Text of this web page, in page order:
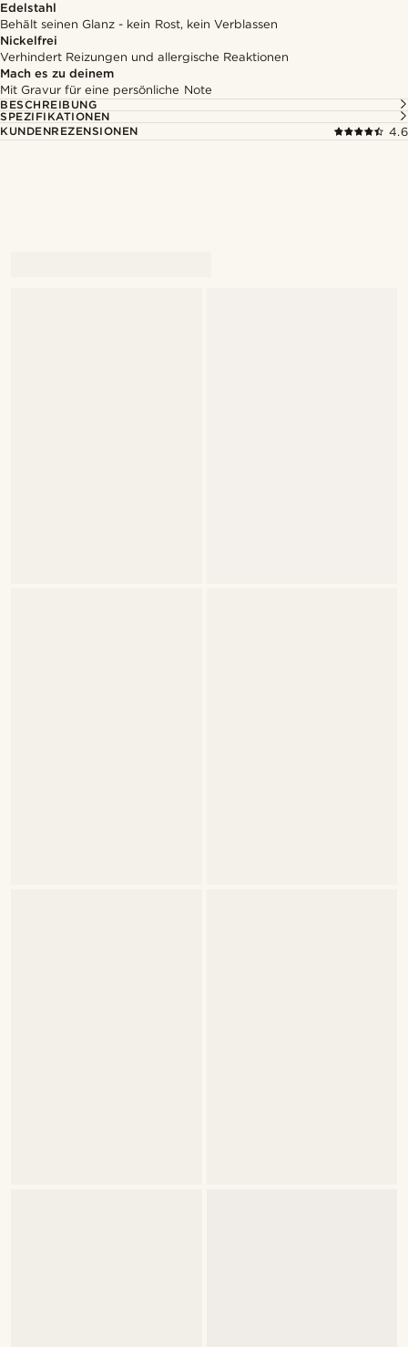
Edelstahl
Behält seinen Glanz - kein Rost, kein Verblassen
Nickelfrei
Verhindert Reizungen und allergische Reaktionen
Mach es zu deinem
Mit Gravur für eine persönliche Note
BESCHREIBUNG
SPEZIFIKATIONEN
KUNDENREZENSIONEN
4.6